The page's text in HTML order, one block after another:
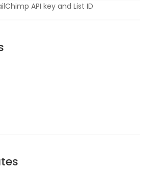
API key and List ID